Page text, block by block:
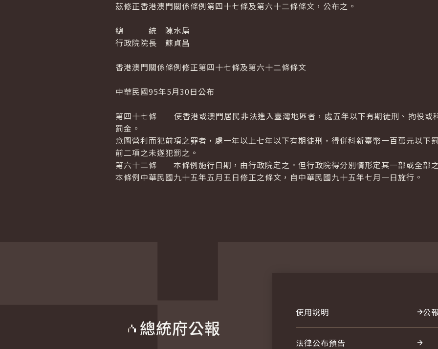
茲修正香港澳門關係條例第四十七條及第六十二條條文，公布之。
總 統 陳水扁
行政院院長 蘇貞昌
香港澳門關係條例修正第四十七條及第六十二條條文
中華民國95年5月30日公布
第四十七條 使香港或澳門居民非法進入臺灣地區者，處五年以下有期徒刑、拘役或
罰金。
意圖營利而犯前項之罪者，處一年以上七年以下有期徒刑，得併科新臺幣一百萬元以下
前二項之未遂犯罰之。
第六十二條 本條例施行日期，由行政院定之。但行政院得分別情形定其一部或全部
本條例中華民國九十五年五月五日修正之條文，自中華民國九十五年七月一日施行。
總統府公報
使用說明 公
法律公布預告